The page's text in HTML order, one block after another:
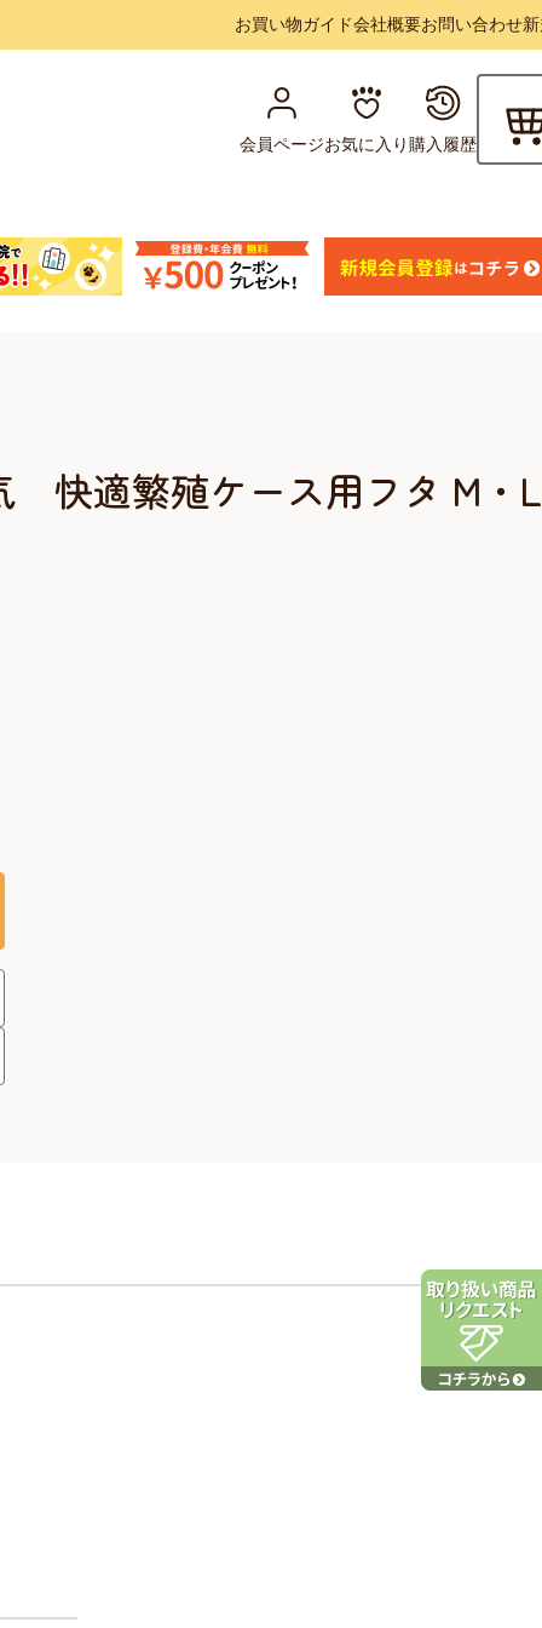
お買い物ガイド会社概要お問い合わせ
会員ページお気に入り購入履歴
快適繁殖ケース用フタ M・